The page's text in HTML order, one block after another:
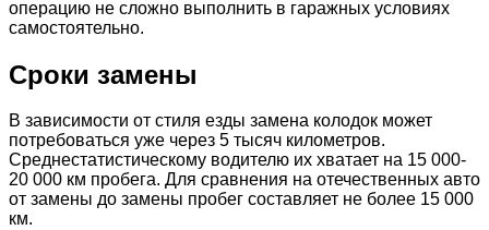
операцию не сложно выполнить в гаражных условиях
самостоятельно.
Сроки замены
В зависимости от стиля езды замена колодок может
потребоваться уже через 5 тысяч километров.
Среднестатистическому водителю их хватает на 15 000-
20 000 км пробега. Для сравнения на отечественных авто
от замены до замены пробег составляет не более 15 000
км.